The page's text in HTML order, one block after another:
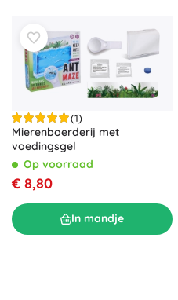
(1)
Mierenboerderij met
voedingsgel
Op voorraad
€ 8,80
In mandje